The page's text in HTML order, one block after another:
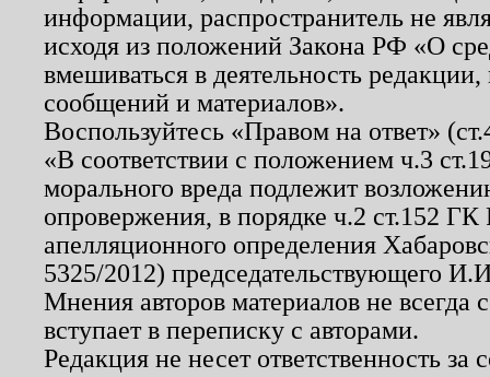
информации, распространитель не
исходя из положений Закона РФ «О
вмешиваться в деятельность
сообщений и материалов».
Воспользуйтесь «Правом на ответ»
«В соответствии с положением ч.3
морального вреда подлежит
опровержения, в порядке ч.2 ст.152
апелляционного определения
5325/2012) председательствующего
Мнения авторов материалов не
вступает в переписку с авторами.
Редакция не несет ответственность